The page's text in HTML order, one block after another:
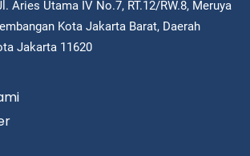
Aries Utama IV No.7, RT.12/RW.8, Meruya
Kota Jakarta Barat, Daerah
Jakarta 11620